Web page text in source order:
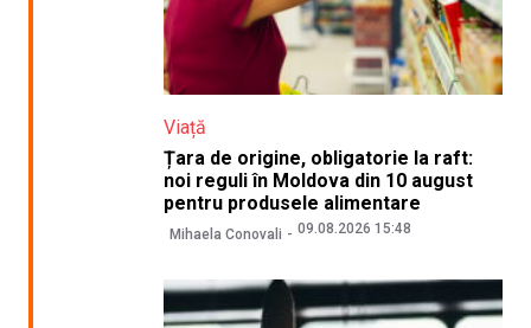
Viață
Țara de origine, obligatorie la raft:
noi reguli în Moldova din 10 august
pentru produsele alimentare
Mihaela Conovali 09.08.2026 15:48